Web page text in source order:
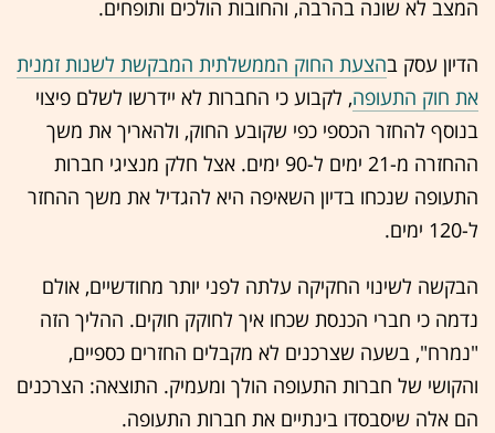
המצב לא שונה בהרבה, והחובות הולכים ותופחים.
הדיון עסק בהצעת החוק הממשלתית המבקשת לשנות זמנית
את חוק התעופה, לקבוע כי החברות לא יידרשו לשלם פיצוי
בנוסף להחזר הכספי כפי שקובע החוק, ולהאריך את משך
ההחזרה מ-21 ימים ל-90 ימים. אצל חלק מנציגי חברות
התעופה שנכחו בדיון השאיפה היא להגדיל את משך ההחזר
ל-120 ימים.
הבקשה לשינוי החקיקה עלתה לפני יותר מחודשיים, אולם
נדמה כי חברי הכנסת שכחו איך לחוקק חוקים. ההליך הזה
"נמרח", בשעה שצרכנים לא מקבלים החזרים כספיים,
והקושי של חברות התעופה הולך ומעמיק. התוצאה: הצרכנים
הם אלה שיסבסדו בינתיים את חברות התעופה.